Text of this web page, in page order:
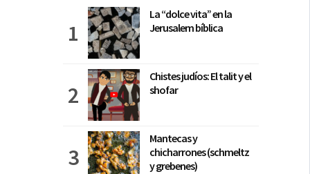
La “dolce vita” en la
Jerusalem bíblica
Chistes judíos: El talit y el
shofar
Mantecas y
chicharrones (schmeltz
y grebenes)